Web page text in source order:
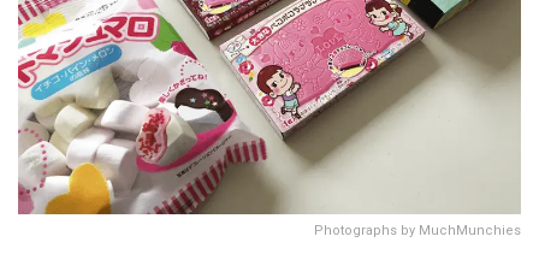
Photographs by MuchMunchies